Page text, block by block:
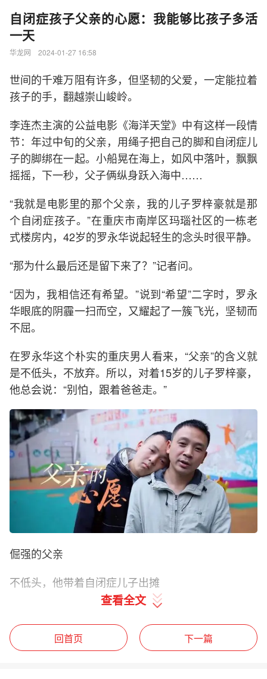
自闭症孩子父亲的心愿：我能够比孩子多活
一天
华龙网 2024-01-27 16:58
世间的千难万阻有许多，但坚韧的父爱，一定能拉着
孩子的手，翻越崇山峻岭。
李连杰主演的公益电影《海洋天堂》中有这样一段情
节：年过中旬的父亲，用绳子把自己的脚和自闭症儿
子的脚绑在一起。小船晃在海上，如风中落叶，飘飘
摇摇，下一秒，父子俩纵身跃入海中……
“我就是电影里的那个父亲，我的儿子罗梓豪就是那
个自闭症孩子。”在重庆市南岸区玛瑙社区的一栋老
式楼房内，42岁的罗永华说起轻生的念头时很平静。
“那为什么最后还是留下来了？”记者问。
“因为，我相信还有希望。”说到“希望”二字时，罗永
华眼底的阴霾一扫而空，又耀起了一簇飞光，坚韧而
不屈。
在罗永华这个朴实的重庆男人看来，“父亲”的含义就
是不低头，不放弃。所以，对着15岁的儿子罗梓豪，
他总会说：“别怕，跟着爸爸走。”
倔强的父亲
不低头，他带着自闭症儿子出摊
每天下午4点，在南岸区茶园刘家坪轨道站出入口，
都会出现一对卖玉米饼的父子。
父亲罗永华略显瘦小，但烙起饼来动作麻利。一份10
查看全文
回首页 下一篇